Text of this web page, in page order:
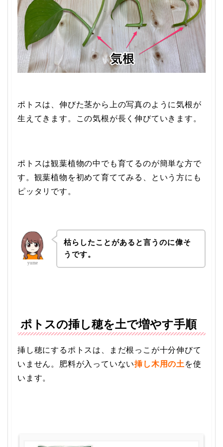
ポトスは、伸びた茎から上の写真のように気根が
生えてきます。この気根が長く伸びていきます。
ポトスは観葉植物の中でも育てるのが簡単な方で
す。観葉植物を初めて育ててみる、という方にも
ピッタリです。
yume
枯らしたことがあると言うのに偉そ
うです。
ポトスの挿し穂を土で増やす手順
挿し穂にするポトスは、まだ根っこが十分伸びて
いません。肥料が入っていない挿し木用の土 を使
います。